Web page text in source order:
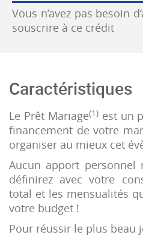
Vous n’avez pas besoin
souscrire à ce crédit
Caractéristiques
Le Prêt Mariage(1)est un
financement de votre
organiser au mieux cet
Aucun apport personnel
définirez avec votre
total et les mensualités
votre budget !
Pour réussir le plus beau